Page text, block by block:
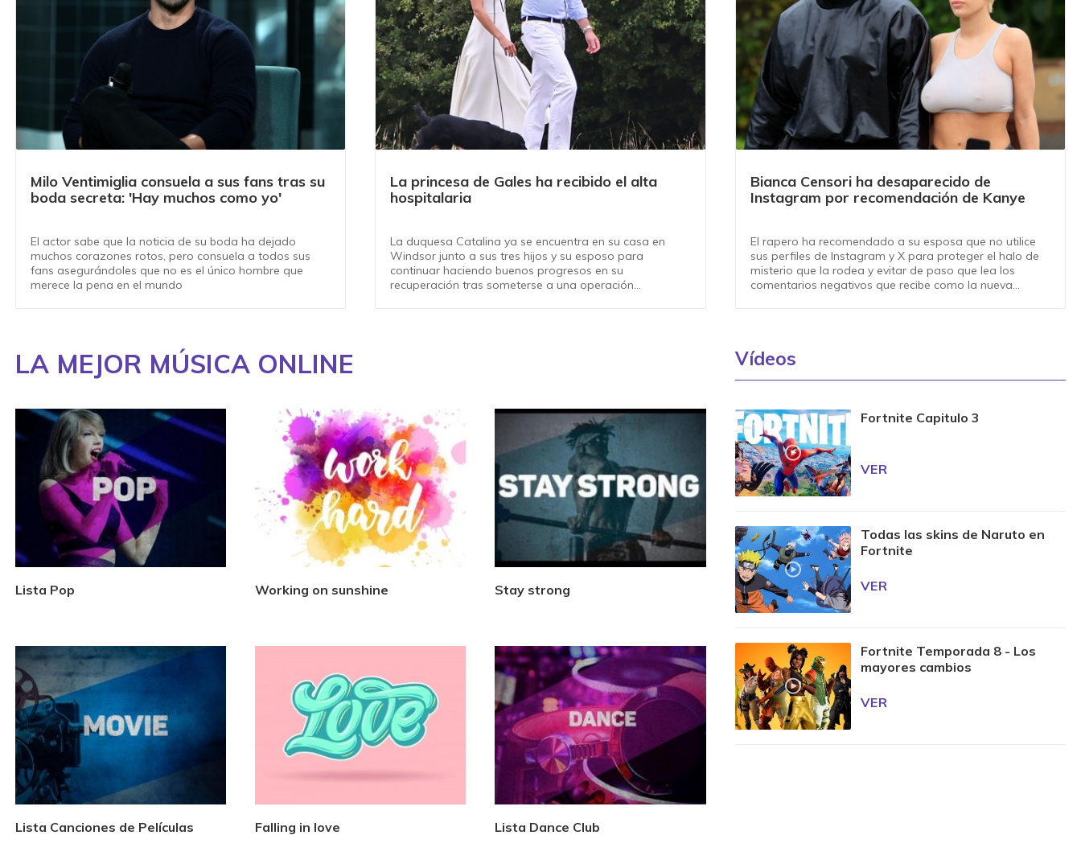
Milo Ventimiglia consuela a sus fans tras su
boda secreta: 'Hay muchos como yo'
El actor sabe que la noticia de su boda ha dejado
muchos corazones rotos, pero consuela a todos sus
fans asegurándoles que no es el único hombre que
merece la pena en el mundo
La princesa de Gales ha recibido el alta
hospitalaria
La duquesa Catalina ya se encuentra en su casa en
Windsor junto a sus tres hijos y su esposo para
continuar haciendo buenos progresos en su
recuperación tras someterse a una operación
Bianca Censori ha desaparecido de
Instagram por recomendación de Kanye
El rapero ha recomendado a su esposa que no utilice
sus perfiles de Instagram y X para proteger el halo de
misterio que la rodea y evitar de paso que lea los
comentarios negativos que recibe como la nueva
LA MEJOR MÚSICA ONLINE
Lista Pop Working on sunshine Stay strong
Lista Canciones de Películas Falling in love Lista Dance Club
Vídeos
Fortnite Capitulo 3
VER
Todas las skins de Naruto en
Fortnite
VER
Fortnite Temporada 8 - Los
mayores cambios
VER